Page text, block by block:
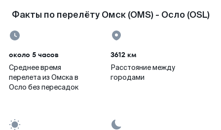
Факты по перелёту Омск (OMS) - Осло (OSL)
около 5 часов
Среднее время
перелета из Омска в
Осло без пересадок
3612 км
Расстояние между
городами